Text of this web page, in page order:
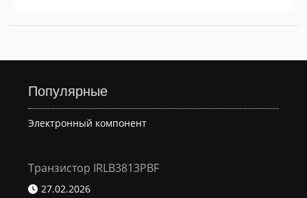
Популярные
Электронный компонент
Транзистор IRLB3813PBF
27.02.2026